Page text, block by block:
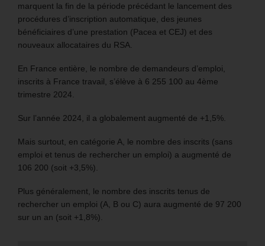
marquent la fin de la période précédant le lancement des
procédures d’inscription automatique, des jeunes
bénéficiaires d’une prestation (Pacea et CEJ) et des
nouveaux allocataires du RSA.
En France entière, le nombre de demandeurs d’emploi,
inscrits à France travail, s’élève à 6 255 100 au 4ème
trimestre 2024.
Sur l’année 2024, il a globalement augmenté de +1,5%.
Mais surtout, en catégorie A, le nombre des inscrits (sans
emploi et tenus de rechercher un emploi) a augmenté de
106 200 (soit +3,5%).
Plus généralement, le nombre des inscrits tenus de
rechercher un emploi (A, B ou C) aura augmenté de 97 200
sur un an (soit +1,8%).